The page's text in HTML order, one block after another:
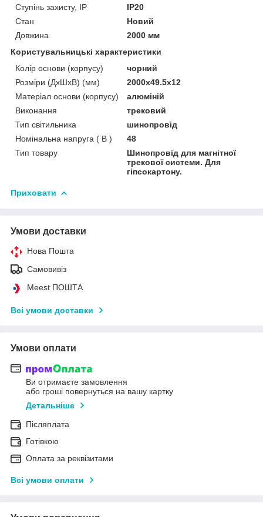
Ступінь захисту, IP
IP20
Стан
Новий
Довжина
2000 мм
Користувальницькі характеристики
Колір основи (корпусу)
чорний
Розміри (ДхШхВ) (мм)
2000x49.5x12
Матеріал основи (корпусу)
алюміній
Виконання
трековий
Тип світильника
шинопровід
Номінальна напруга ( В )
48
Тип товару
Шинопровід для магнітної
трекової системи. Для
гіпсокартону.
Приховати
Умови доставки
Нова Пошта
Самовивіз
Meest ПОШТА
Всі умови доставки
Умови оплати
Ви отримаєте замовлення
або гроші повернуться на вашу картку
Детальніше
Післяплата
Готівкою
Оплата за реквізитами
Всі умови оплати